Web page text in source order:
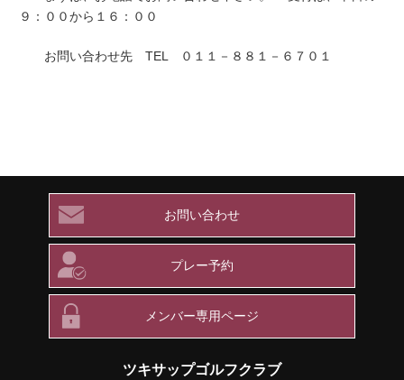
９：００から１６：００
お問い合わせ先 TEL ０１１－８８１－６７０１
お問い合わせ
プレー予約
メンバー専用ページ
ツキサップゴルフクラブ